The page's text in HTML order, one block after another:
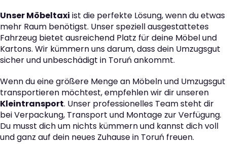
Unser Möbeltaxi ist die perfekte Lösung, wenn du etwas
mehr Raum benötigst. Unser speziell ausgestattetes
Fahrzeug bietet ausreichend Platz für deine Möbel und
Kartons. Wir kümmern uns darum, dass dein Umzugsgut
sicher und unbeschädigt in Toruń ankommt.
Wenn du eine größere Menge an Möbeln und Umzugsgut
transportieren möchtest, empfehlen wir dir unseren
Kleintransport. Unser professionelles Team steht dir
bei Verpackung, Transport und Montage zur Verfügung.
Du musst dich um nichts kümmern und kannst dich voll
und ganz auf dein neues Zuhause in Toruń freuen.